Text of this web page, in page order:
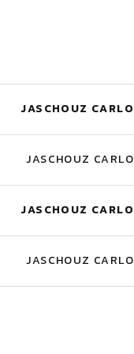
JASCHOUZ CARLO
JASCHOUZ CARLO
JASCHOUZ CARLO
JASCHOUZ CARLO